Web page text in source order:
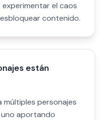
el caos
contenido.
están
múltiples personajes
aportando